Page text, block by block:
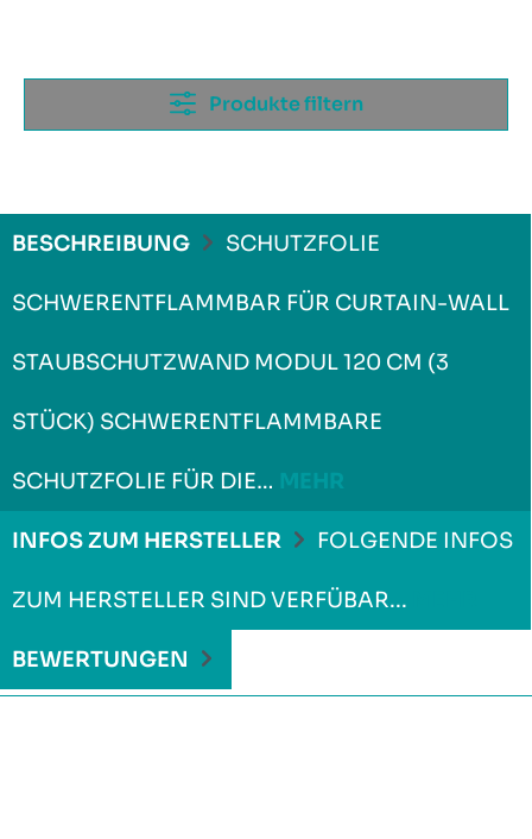
Produkte filtern
BESCHREIBUNG SCHUTZFOLIE
SCHWERENTFLAMMBAR FÜR CURTAIN-WALL
STAUBSCHUTZWAND MODUL 120 CM (3
STÜCK) SCHWERENTFLAMMBARE
SCHUTZFOLIE FÜR DIE…
INFOS ZUM HERSTELLER FOLGENDE INFOS
ZUM HERSTELLER SIND VERFÜBAR...
BEWERTUNGEN